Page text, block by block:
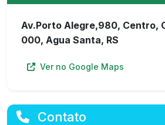
Av.Porto Alegre,980, Centro,
000, Agua Santa, RS
Ver no Google Maps
Contato